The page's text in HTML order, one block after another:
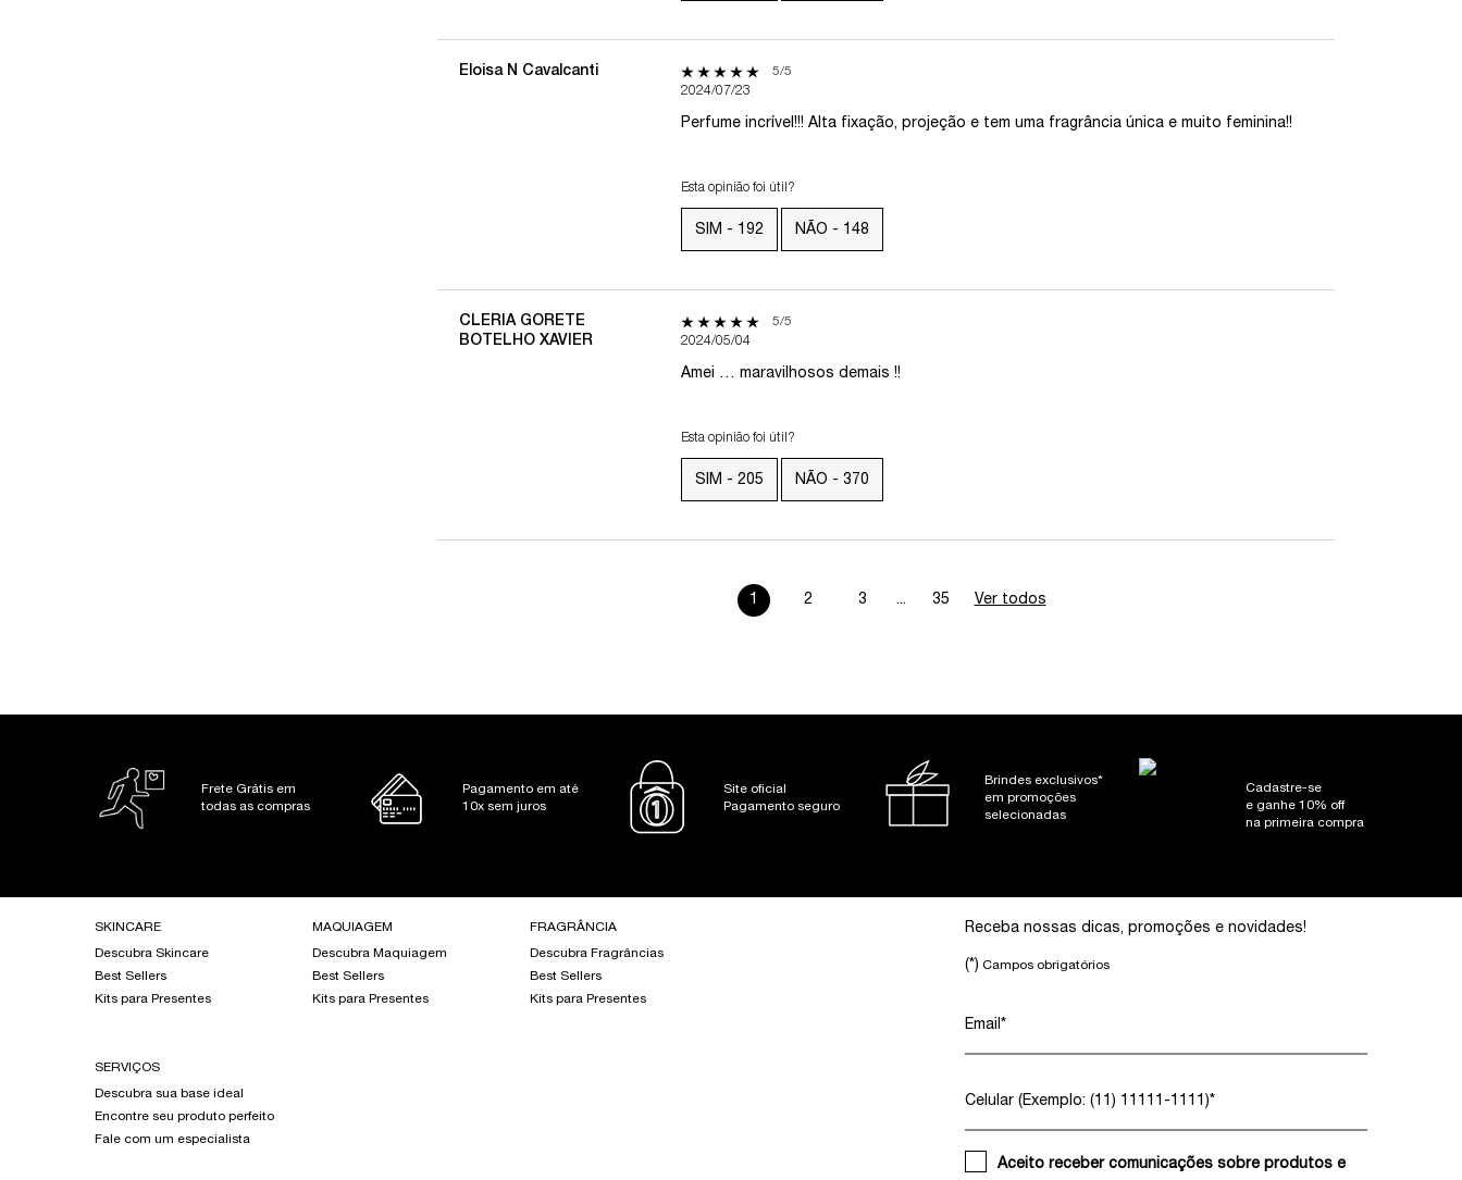
Eloisa N Cavalcanti 5 out of 5 stars. 5/5
2024/07/23
Perfume incrível!!! Alta fixação, projeção e tem uma fragrância única e muito feminina!!
Esta opinião foi útil?
SIM - 192 NÃO - 148
CLERIA GORETE
BOTELHO XAVIER
5 out of 5 stars. 5/5
2024/05/04
Amei … maravilhosos demais !!
Esta opinião foi útil?
SIM - 205 NÃO - 370
Page 1 of 35. Current page
1 2 3 ... 35 Ver todos
Frete Grátis em
todas as compras
Pagamento em até
10x sem juros
Site oficial
Pagamento seguro
Brindes exclusivos*
em promoções
selecionadas
Cadastre-se
e ganhe 10% off
na primeira compra
SKINCARE
Descubra Skincare
Best Sellers
Kits para Presentes
SERVIÇOS
Descubra sua base ideal
Encontre seu produto perfeito
Fale com um especialista
MAQUIAGEM
Descubra Maquiagem
Best Sellers
Kits para Presentes
FRAGRÂNCIA
Descubra Fragrâncias
Best Sellers
Kits para Presentes
Receba nossas dicas, promoções e novidades!
(*) Campos obrigatórios
Email *
Celular (Exemplo: (11) 11111-1111)*
Aceito receber comunicações sobre produtos e